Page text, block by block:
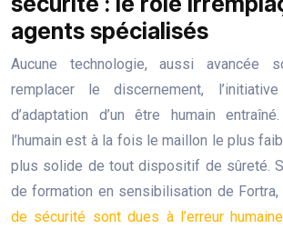
agents spécialisés
Aucune technologie, aussi avancée
remplacer le discernement,
d’adaptation d’un être humain
l’humain est à la fois le maillon le plus
plus solide de tout dispositif de sûreté.
de formation en sensibilisation de Fortra,
de sécurité sont dues à l’erreur humaine